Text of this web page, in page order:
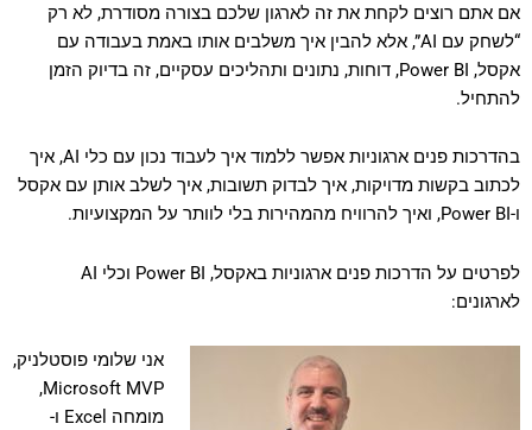
אם אתם רוצים לקחת את זה לארגון שלכם בצורה מסודרת, לא רק
“לשחק עם AI”, אלא להבין איך משלבים אותו באמת בעבודה עם
אקסל, Power BI, דוחות, נתונים ותהליכים עסקיים, זה בדיוק הזמן
להתחיל.
בהדרכות פנים ארגוניות אפשר ללמוד איך לעבוד נכון עם כלי AI, איך
לכתוב בקשות מדויקות, איך לבדוק תשובות, איך לשלב אותן עם אקסל
ו-Power BI, ואיך להרוויח מהמהירות בלי לוותר על המקצועיות.
לפרטים על הדרכות פנים ארגוניות באקסל, Power BI וכלי AI
לארגונים:
אני שלומי פוסטלניק,
Microsoft MVP,
מומחה Excel ו-